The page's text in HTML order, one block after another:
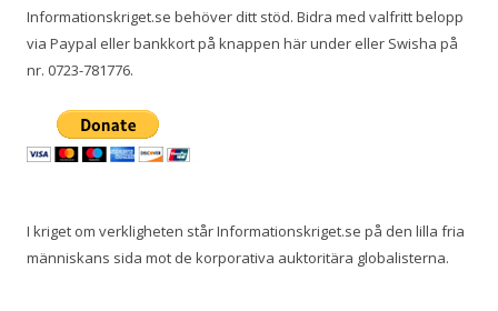
Informationskriget.se behöver ditt stöd. Bidra med valfritt belopp
via Paypal eller bankkort på knappen här under eller Swisha på
nr. 0723-781776.
I kriget om verkligheten står Informationskriget.se på den lilla fria
människans sida mot de korporativa auktoritära globalisterna.